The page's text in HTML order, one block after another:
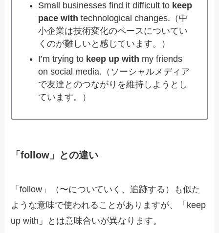
Small businesses find it difficult to keep
pace with technological changes.（中
小企業は技術変化のペースについてい
くのが難しいと感じています。）
I’m trying to keep up with my friends
on social media.（ソーシャルメディア
で友達とのつながりを維持しようとし
ています。）
「follow」との違い
「follow」（〜についていく、追跡する）も似た
ような意味で使われることがありますが、「keep
up with」とは意味合いが異なります。